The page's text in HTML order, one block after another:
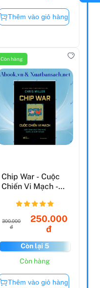
Thêm vào giỏ hàng
Còn hàng
Chip War - Cuộc
Chiến Vi Mạch -
300.000
đ
250.000
đ
Còn lại 5
Còn hàng
Thêm vào giỏ hàng